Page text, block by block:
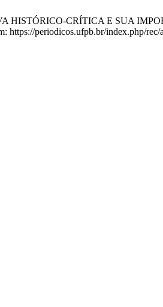
HISTÓRICO-CRÍTICA E SUA
https://periodicos.ufpb.br/index.php/